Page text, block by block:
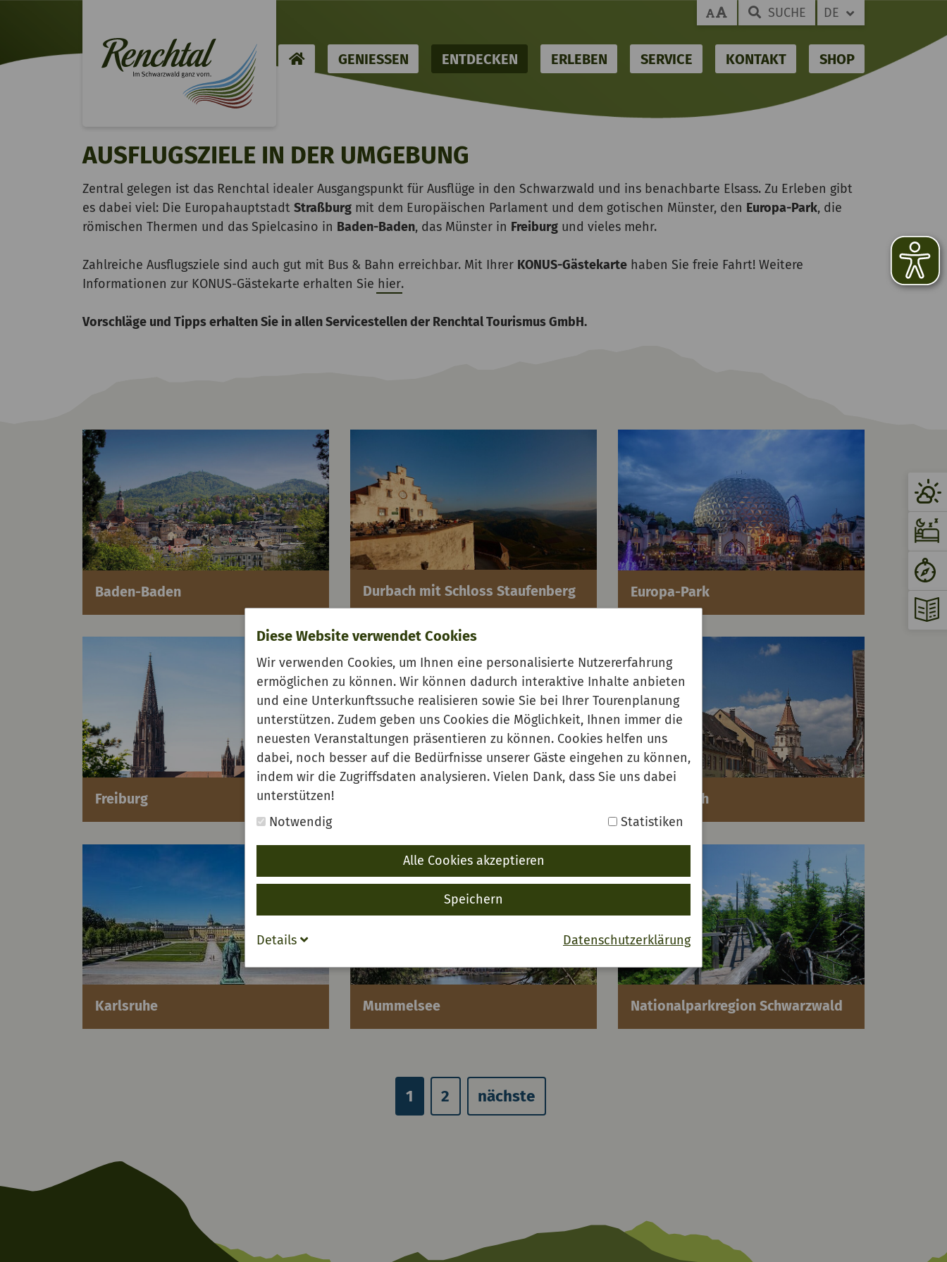
Diese Website verwendet Cookies
Wir verwenden Cookies, um Ihnen eine personalisierte Nutzererfahrung
ermöglichen zu können. Wir können dadurch interaktive Inhalte anbieten
und eine Unterkunftssuche realisieren sowie Sie bei Ihrer Tourenplanung
unterstützen. Zudem geben uns Cookies die Möglichkeit, Ihnen immer die
neuesten Veranstaltungen präsentieren zu können. Cookies helfen uns
dabei, noch besser auf die Bedürfnisse unserer Gäste eingehen zu können,
indem wir die Zugriffsdaten analysieren. Vielen Dank, dass Sie uns dabei
unterstützen!
Notwendig
Statistiken
Alle Cookies akzeptieren
Speichern
Datenschutzerklärung
Details
SUCHE DE
HOMEGENIESSEN ENTDECKEN ERLEBEN SERVICE KONTAKT SHOP
AUSFLUGSZIELE IN DER UMGEBUNG
Zentral gelegen ist das Renchtal idealer Ausgangspunkt für Ausflüge in den Schwarzwald und ins benachbarte Elsass. Zu Erleben gibt
es dabei viel: Die Europahauptstadt Straßburg mit dem Europäischen Parlament und dem gotischen Münster, den Europa-Park, die
römischen Thermen und das Spielcasino in Baden-Baden, das Münster in Freiburg und vieles mehr.
Zahlreiche Ausflugsziele sind auch gut mit Bus & Bahn erreichbar. Mit Ihrer KONUS-Gästekarte haben Sie freie Fahrt! Weitere
Informationen zur KONUS-Gästekarte erhalten Sie hier.
Vorschläge und Tipps erhalten Sie in allen Servicestellen der Renchtal Tourismus GmbH.
Baden-Baden Durbach mit Schloss Staufenberg Europa-Park
Freiburg Gengenbach
Karlsruhe Mummelsee Nationalparkregion Schwarzwald
1 2 nächste